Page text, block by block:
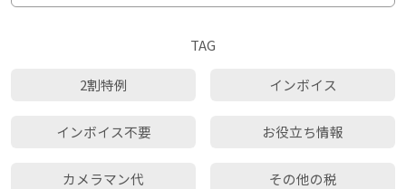
TAG
2割特例 インボイス
インボイス不要 お役立ち情報
カメラマン代 その他の税